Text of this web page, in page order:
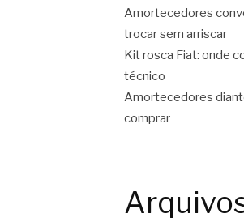
Amortecedores
trocar sem arriscar
Kit rosca Fiat: onde
técnico
Amortecedores
comprar